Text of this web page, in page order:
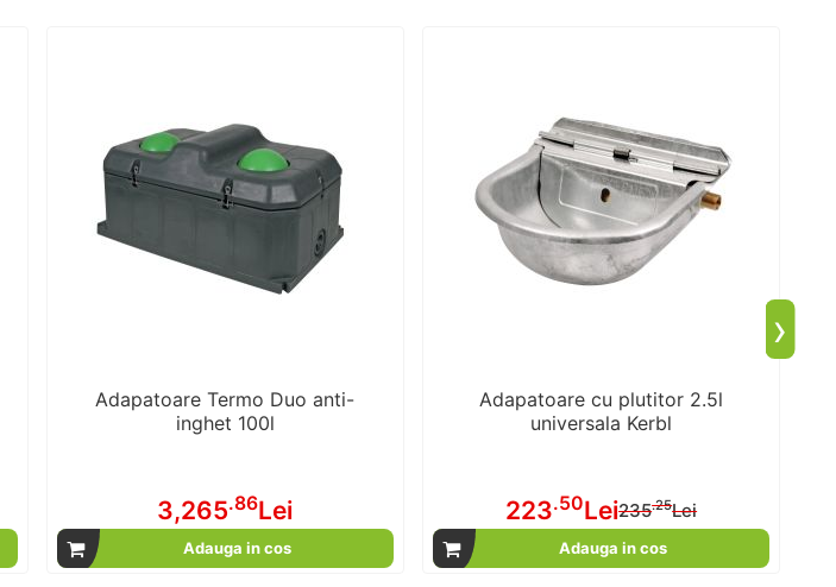
Adapatoare Termo Duo anti-
inghet 100l
3,265.86Lei
Adauga in cos
Adapatoare cu plutitor 2.5l
universala Kerbl
Pret
special
223.50Lei235.25Lei
Adauga in cos
›